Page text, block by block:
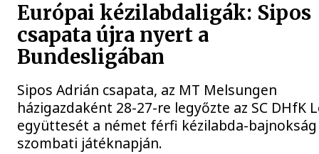
Európai kézilabdaligák: Sipos
csapata újra nyert a
Bundesligában
Sipos Adrián csapata, az MT Melsungen
házigazdaként 28-27-re legyőzte az SC DHfK
együttesét a német férfi kézilabda-bajnokság
szombati játéknapján.